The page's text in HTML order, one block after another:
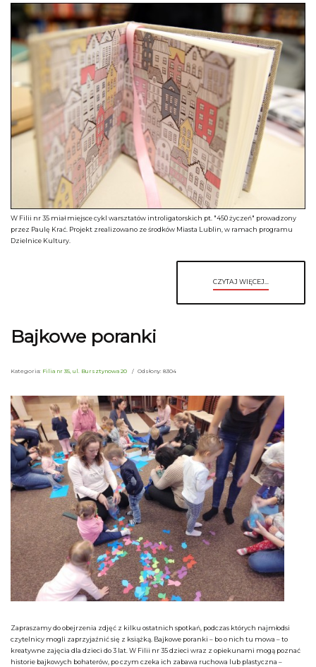
W Filii nr 35 miał miejsce cykl warsztatów introligatorskich pt. "450 życzeń" prowadzony
przez Paulę Krać. Projekt zrealizowano ze środków Miasta Lublin, w ramach programu
Dzielnice Kultury.
CZYTAJ WIĘCEJ...
Bajkowe poranki
Kategoria: Filia nr 35, ul. Bursztynowa 20 Odsłony: 8304
Zapraszamy do obejrzenia zdjęć z kilku ostatnich spotkań, podczas których najmłodsi
czytelnicy mogli zaprzyjaźnić się z książką. Bajkowe poranki – bo o nich tu mowa – to
kreatywne zajęcia dla dzieci do 3 lat. W Filii nr 35 dzieci wraz z opiekunami mogą poznać
historie bajkowych bohaterów, po czym czeka ich zabawa ruchowa lub plastyczna –